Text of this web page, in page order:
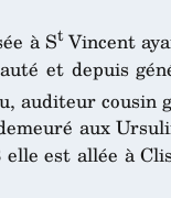
à StVincent
et depuis
auditeur cousin
aux
est allée à